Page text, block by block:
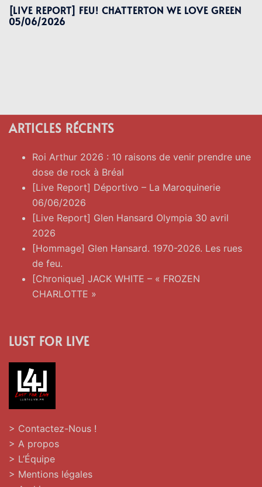
[LIVE REPORT] FEU! CHATTERTON WE LOVE GREEN
05/06/2026
ARTICLES RÉCENTS
Roi Arthur 2026 : 10 raisons de venir prendre une
dose de rock à Bréal
[Live Report] Déportivo – La Maroquinerie
06/06/2026
[Live Report] Glen Hansard Olympia 30 avril
2026
[Hommage] Glen Hansard. 1970-2026. Les rues
de feu.
[Chronique] JACK WHITE – « FROZEN
CHARLOTTE »
LUST FOR LIVE
> Contactez-Nous !
> A propos
> L’Équipe
> Mentions légales